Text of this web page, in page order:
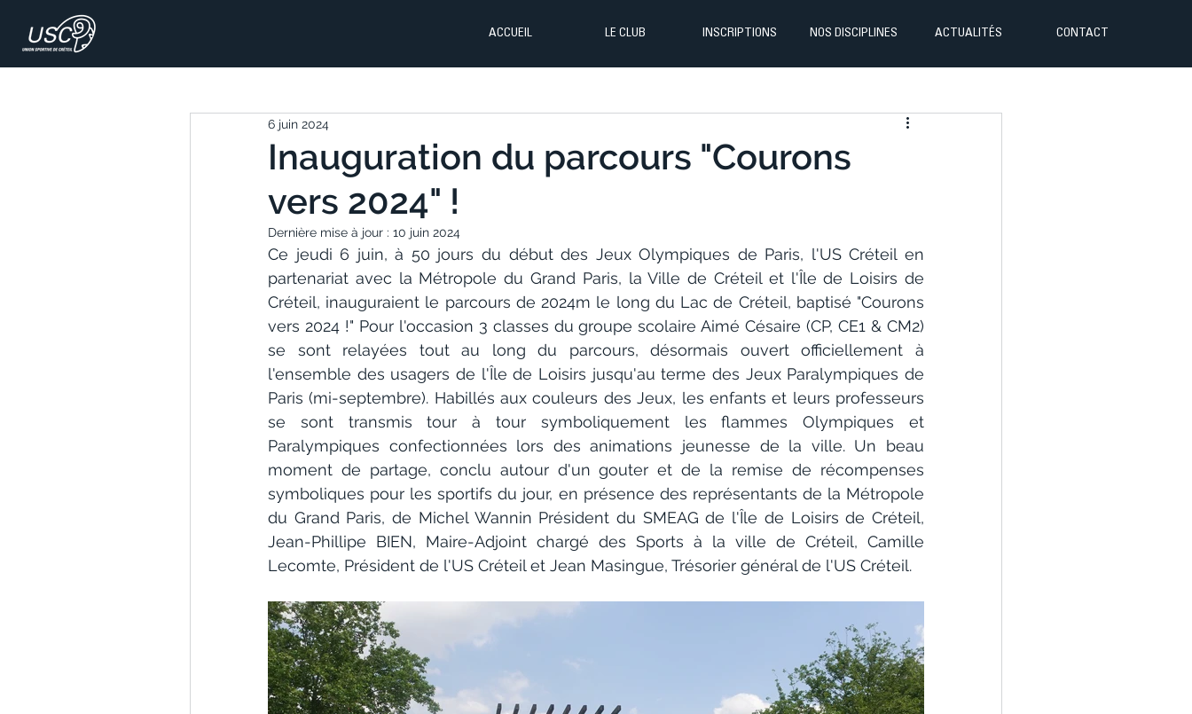
ACCUEIL LE CLUB INSCRIPTIONS NOS DISCIPLINES ACTUALITÉS CONTACT
Inauguration du parcours "Courons
vers 2024" !
6 juin 2024
Dernière mise à jour : 10 juin 2024
Ce jeudi 6 juin, à 50 jours du début des Jeux Olympiques de Paris, l'US Créteil en
partenariat avec la Métropole du Grand Paris, la Ville de Créteil et l'Île de Loisirs de
Créteil, inauguraient le parcours de 2024m le long du Lac de Créteil, baptisé "Courons
vers 2024 !" Pour l'occasion 3 classes du groupe scolaire Aimé Césaire (CP, CE1 & CM2)
se sont relayées tout au long du parcours, désormais ouvert officiellement à
l'ensemble des usagers de l'Île de Loisirs jusqu'au terme des Jeux Paralympiques de
Paris (mi-septembre). Habillés aux couleurs des Jeux, les enfants et leurs professeurs
se sont transmis tour à tour symboliquement les flammes Olympiques et
Paralympiques confectionnées lors des animations jeunesse de la ville. Un beau
moment de partage, conclu autour d'un gouter et de la remise de récompenses
symboliques pour les sportifs du jour, en présence des représentants de la Métropole
du Grand Paris, de Michel Wannin Président du SMEAG de l'Île de Loisirs de Créteil,
Jean-Phillipe BIEN, Maire-Adjoint chargé des Sports à la ville de Créteil, Camille
Lecomte, Président de l'US Créteil et Jean Masingue, Trésorier général de l'US Créteil.